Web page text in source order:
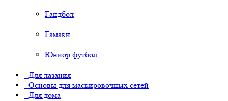
Гандбол
Гамаки
Юниор футбол
Для лазания
Основы для маскировочных сетей
Для дома